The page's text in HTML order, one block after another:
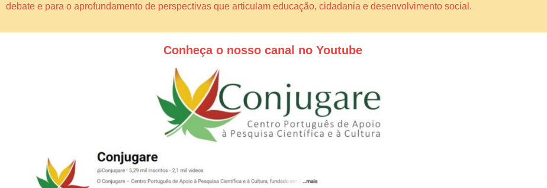
debate e para o aprofundamento de perspectivas que articulam educação, cidadania e desenvolvimento social.
Conheça o nosso canal no Youtube